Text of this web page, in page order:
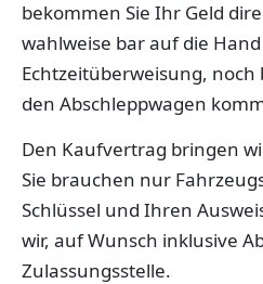
bekommen Sie Ihr Geld
wahlweise bar auf die
Echtzeitüberweisung,
den Abschleppwagen
Den Kaufvertrag bringen
Sie brauchen nur
Schlüssel und Ihren
wir, auf Wunsch inklusive
Zulassungsstelle.